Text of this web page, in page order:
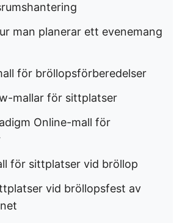
man planerar ett evenemang
för bröllopsförberedelser
mallar för sittplatser
Online-mall för
för sittplatser vid bröllop
vid bröllopsfest av